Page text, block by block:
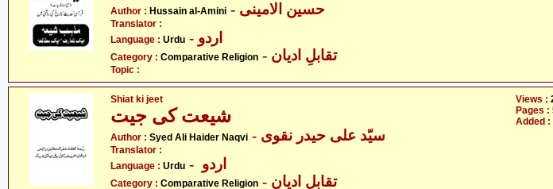
Author : Hussain al-Amini - حسین الامینی
Translator :
Language : Urdu - اردو
Category : Comparative Religion - تقابلِ ادیان
Topic :
Shiat ki jeet
شیعت کی جیت
Author : Syed Ali Haider Naqvi - سیّد علی حیدر نقوی
Translator :
Language : Urdu
Category : Comparative Religion - تقابلِ ادیان
Views :
Pages :
Added :